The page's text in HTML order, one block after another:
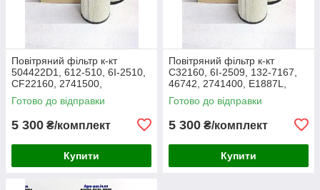
Повітряний фільтр к-кт
504422D1, 612-510, 6I-2510,
CF22160, 2741500,
AF25138M, P532510, MD-
7624S, SA16024, RS3511,
Готово до відправки
5 300 ₴/комплект
Купити
Повітряний фільтр к-кт
C32160, 6I-2509, 132-7167,
46742, 2741400, E1887L,
RS3514, SL5603, P532509,
FJ3468, MD-7624,
Готово до відправки
5 300 ₴/комплект
Купити